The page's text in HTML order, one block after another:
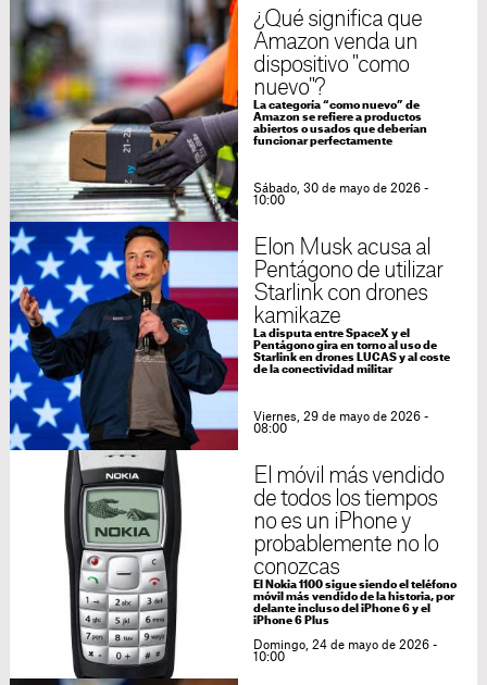
¿Qué significa que
Amazon venda un
dispositivo "como
nuevo"?
La categoría “como nuevo” de
Amazon se refiere a productos
abiertos o usados que deberían
funcionar perfectamente
Sábado, 30 de mayo de 2026 -
10:00
Elon Musk acusa al
Pentágono de utilizar
Starlink con drones
kamikaze
La disputa entre SpaceX y el
Pentágono gira en torno al uso de
Starlink en drones LUCAS y al coste
de la conectividad militar
Viernes, 29 de mayo de 2026 -
08:00
El móvil más vendido
de todos los tiempos
no es un iPhone y
probablemente no lo
conozcas
El Nokia 1100 sigue siendo el teléfono
móvil más vendido de la historia, por
delante incluso del iPhone 6 y el
iPhone 6 Plus
Domingo, 24 de mayo de 2026 -
10:00